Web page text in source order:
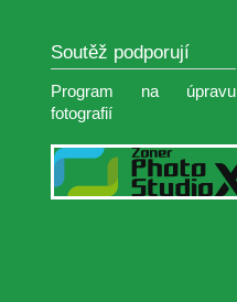
Soutěž podporují
Program na úpravu
fotografií